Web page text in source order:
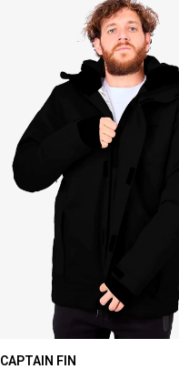
CAPTAIN FIN